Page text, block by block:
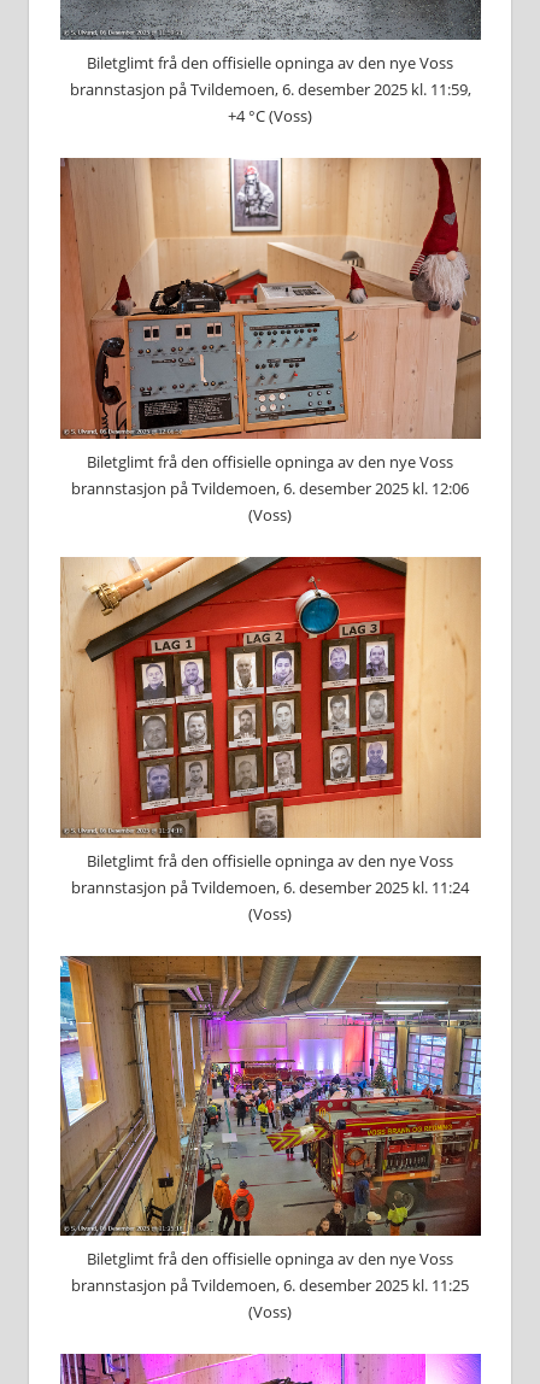
Biletglimt frå den offisielle opninga av den nye Voss
brannstasjon på Tvildemoen, 6. desember 2025 kl. 11:59,
+4 °C (Voss)
Biletglimt frå den offisielle opninga av den nye Voss
brannstasjon på Tvildemoen, 6. desember 2025 kl. 12:06
(Voss)
Biletglimt frå den offisielle opninga av den nye Voss
brannstasjon på Tvildemoen, 6. desember 2025 kl. 11:24
(Voss)
Biletglimt frå den offisielle opninga av den nye Voss
brannstasjon på Tvildemoen, 6. desember 2025 kl. 11:25
(Voss)